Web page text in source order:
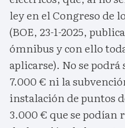
ley en el Congreso de
(BOE, 23-1-2025,
ómnibus y con ello
aplicarse). No se
7.000 € ni la
instalación de puntos
3.000 € que se podían